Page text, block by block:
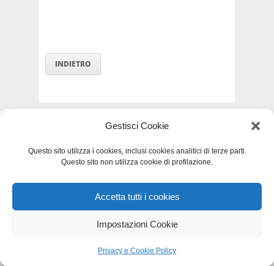
Gestisci Cookie
Questo sito utilizza i cookies, inclusi cookies analitici di terze parti.
Questo sito non utilizza cookie di profilazione.
Accetta tutti i cookies
Impostazioni Cookie
Privacy e Cookie Policy
INDIETRO
Privacy e Cookie Policy -Dichiarazione di